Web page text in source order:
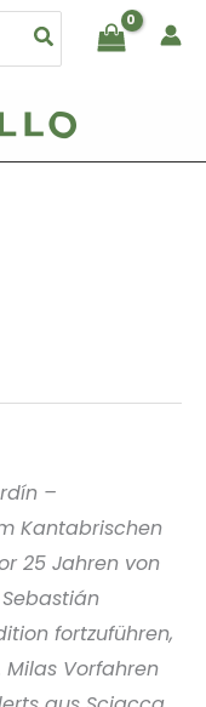
–
Kantabrischen
25 Jahren von
fortzuführen,
Milas Vorfahren